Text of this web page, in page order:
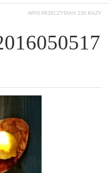
WPIS PRZECZYTANY 230 RAZY